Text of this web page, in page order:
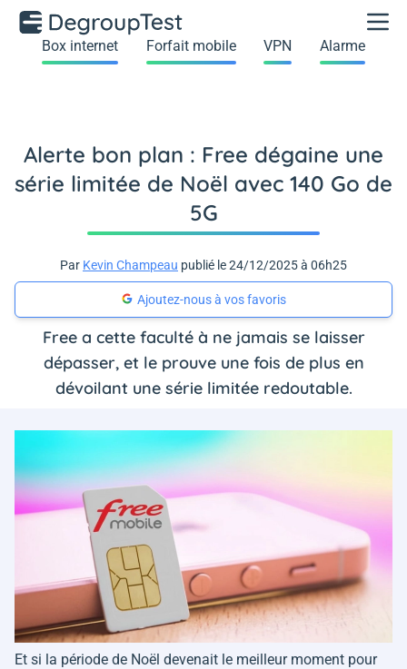
Box internet Forfait mobile VPN Alarme
Alerte bon plan : Free dégaine une
série limitée de Noël avec 140 Go de
5G
Par Kevin Champeau publié le 24/12/2025 à 06h25
Ajoutez-nous à vos favoris
Free a cette faculté à ne jamais se laisser
dépasser, et le prouve une fois de plus en
dévoilant une série limitée redoutable.
Et si la période de Noël devenait le meilleur moment pour